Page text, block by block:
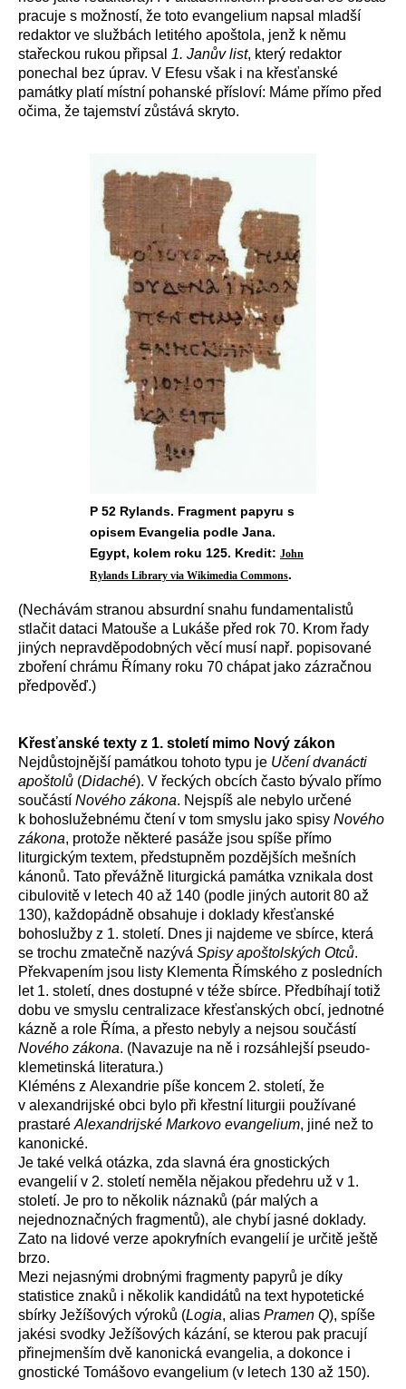
pracuje s možností, že toto evangelium napsal mladší
redaktor ve službách letitého apoštola, jenž k němu
stařeckou rukou připsal 1. Janův list, který redaktor
ponechal bez úprav. V Efesu však i na křesťanské
památky platí místní pohanské přísloví: Máme přímo před
očima, že tajemství zůstává skryto.
P 52 Rylands. Fragment papyru s
opisem Evangelia podle Jana.
Egypt, kolem roku 125. Kredit: John
Rylands Library via Wikimedia Commons.
(Nechávám stranou absurdní snahu fundamentalistů
stlačit dataci Matouše a Lukáše před rok 70. Krom řady
jiných nepravděpodobných věcí musí např. popisované
zboření chrámu Římany roku 70 chápat jako zázračnou
předpověď.)
Křesťanské texty z 1. století mimo Nový zákon
Nejdůstojnější památkou tohoto typu je Učení dvanácti
apoštolů (Didaché). V řeckých obcích často bývalo přímo
součástí Nového zákona. Nejspíš ale nebylo určené
k bohoslužebnému čtení v tom smyslu jako spisy Nového
zákona, protože některé pasáže jsou spíše přímo
liturgickým textem, předstupněm pozdějších mešních
kánonů. Tato převážně liturgická památka vznikala dost
cibulovitě v letech 40 až 140 (podle jiných autorit 80 až
130), každopádně obsahuje i doklady křesťanské
bohoslužby z 1. století. Dnes ji najdeme ve sbírce, která
se trochu zmatečně nazývá Spisy apoštolských Otců.
Překvapením jsou listy Klementa Římského z posledních
let 1. století, dnes dostupné v téže sbírce. Předbíhají totiž
dobu ve smyslu centralizace křesťanských obcí, jednotné
kázně a role Říma, a přesto nebyly a nejsou součástí
Nového zákona. (Navazuje na ně i rozsáhlejší pseudo-
klemetinská literatura.)
Kléméns z Alexandrie píše koncem 2. století, že
v alexandrijské obci bylo při křestní liturgii používané
prastaré Alexandrijské Markovo evangelium, jiné než to
kanonické.
Je také velká otázka, zda slavná éra gnostických
evangelií v 2. století neměla nějakou předehru už v 1.
století. Je pro to několik náznaků (pár malých a
nejednoznačných fragmentů), ale chybí jasné doklady.
Zato na lidové verze apokryfních evangelií je určitě ještě
brzo.
Mezi nejasnými drobnými fragmenty papyrů je díky
statistice znaků i několik kandidátů na text hypotetické
sbírky Ježíšových výroků (Logia, alias Pramen Q), spíše
jakési svodky Ježíšových kázání, se kterou pak pracují
přinejmenším dvě kanonická evangelia, a dokonce i
gnostické Tomášovo evangelium (v letech 130 až 150).